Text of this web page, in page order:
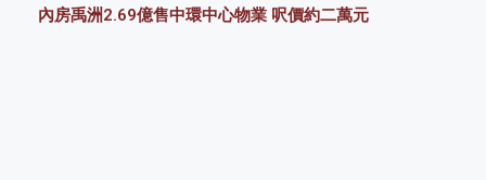
內房禹洲2.69億售中環中心物業 呎價約二萬元